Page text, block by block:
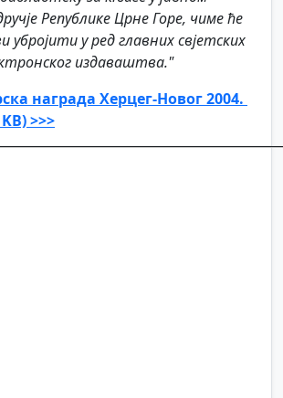
Републике Црне Горе, чиме ће
убројити у ред главних свјетских
издаваштва."
награда Херцег-Новог 2004.
>>>